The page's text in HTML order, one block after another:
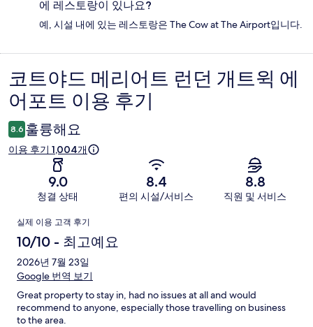
에 레스토랑이 있나요?
예, 시설 내에 있는 레스토랑은 The Cow at The Airport입니다.
이
용
후
기
코트야드 메리어트 런던 개트윅 에
어포트 이용 후기
8.6 훌륭해요
이용 후기 1,004개
9.0
청결 상태
8.4
편의 시설/서비스
8.8
직원 및 서비스
이
용
후
기
실제 이용 고객 후기
10/10 - 최고예요
2026년 7월 23일
Google 번역 보기
Great property to stay in, had no issues at all and would
recommend to anyone, especially those travelling on business
to the area.